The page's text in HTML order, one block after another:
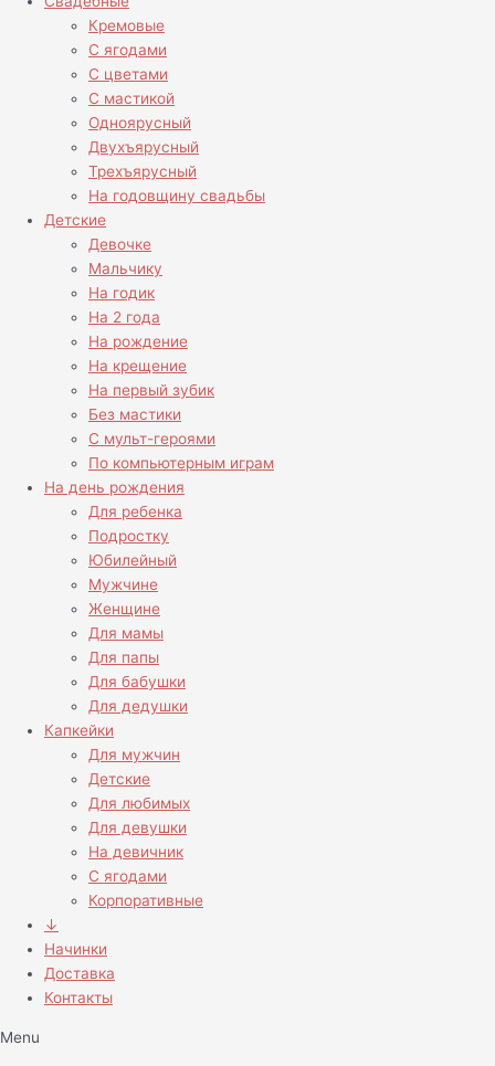
Кремовые
С ягодами
С цветами
С мастикой
Одноярусный
Двухъярусный
Трехъярусный
На годовщину свадьбы
Детские
Девочке
Мальчику
На годик
На 2 года
На рождение
На крещение
На первый зубик
Без мастики
С мульт-героями
По компьютерным играм
На день рождения
Для ребенка
Подростку
Юбилейный
Мужчине
Женщине
Для мамы
Для папы
Для бабушки
Для дедушки
Капкейки
Для мужчин
Детские
Для любимых
Для девушки
На девичник
С ягодами
Корпоративные
↓
Начинки
Доставка
Контакты
Menu